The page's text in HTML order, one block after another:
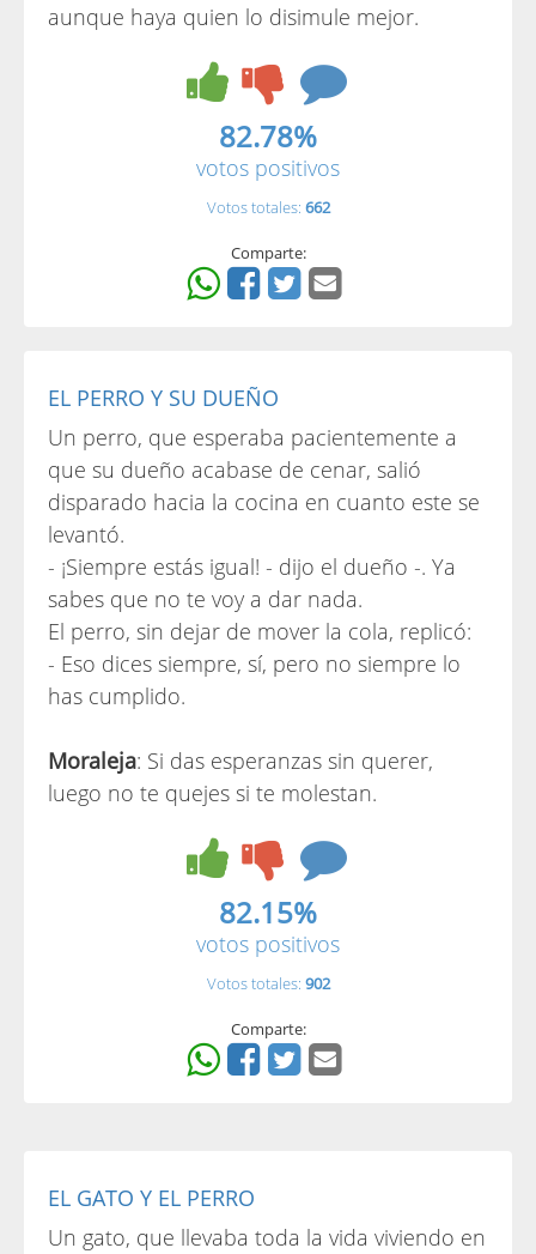
aunque haya quien lo disimule mejor.
82.78%
votos positivos
Votos totales: 662
Comparte:
EL PERRO Y SU DUEÑO
Un perro, que esperaba pacientemente a
que su dueño acabase de cenar, salió
disparado hacia la cocina en cuanto este se
levantó.
- ¡Siempre estás igual! - dijo el dueño -. Ya
sabes que no te voy a dar nada.
El perro, sin dejar de mover la cola, replicó:
- Eso dices siempre, sí, pero no siempre lo
has cumplido.
Moraleja: Si das esperanzas sin querer,
luego no te quejes si te molestan.
82.15%
votos positivos
Votos totales: 902
Comparte:
EL GATO Y EL PERRO
Un gato, que llevaba toda la vida viviendo en